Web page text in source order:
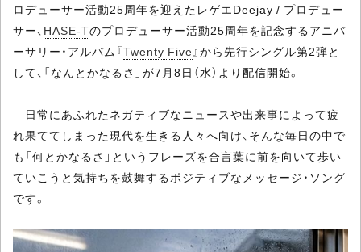
ロデューサー活動25周年を迎えたレゲエDeejay / プロデュー
サー、 HASE-Tのプロデューサー活動25周年を記念するアニバ
ーサリー・アルバム『Twenty Five』から先行シングル第2弾と
して、「なんとかなるさ」が7月8日（水）より配信開始。
日常にあふれたネガティブなニュースや出来事によって疲
れ果ててしまった現代を生きる人々へ向け、そんな毎日の中で
も「何とかなるさ」というフレーズを合言葉に前を向いて歩い
ていこうと気持ちを鼓舞するポジティブなメッセージ・ソング
です。